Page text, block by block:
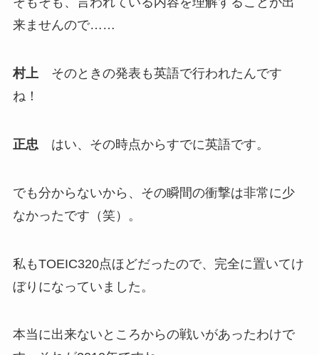
来ませんので……
村上そのときの発表も英語で行われたんです
ね！
正忠 はい、その時点からすでに英語です。
でも分からないから、その瞬間の衝撃は非常に少
なかったです（笑）。
私もTOEIC320点ほどだったので、完全に置いてけ
ぼりになっていました。
本当に出来ないところからの戦いがあったわけで